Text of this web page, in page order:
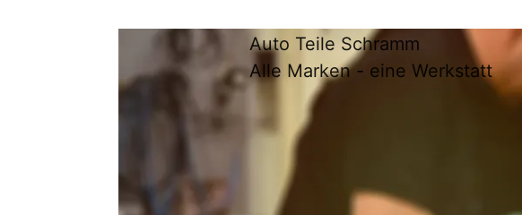
Auto Teile Schramm
Alle Marken - eine Werkstatt